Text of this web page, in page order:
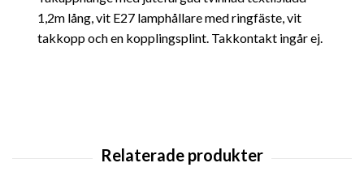
1,2m lång, vit E27 lamphållare med ringfäste, vit
takkopp och en kopplingsplint. Takkontakt ingår ej.